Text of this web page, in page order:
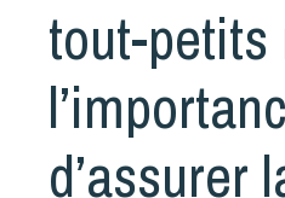
Actualités
À propos
tout-petits
d’assurer